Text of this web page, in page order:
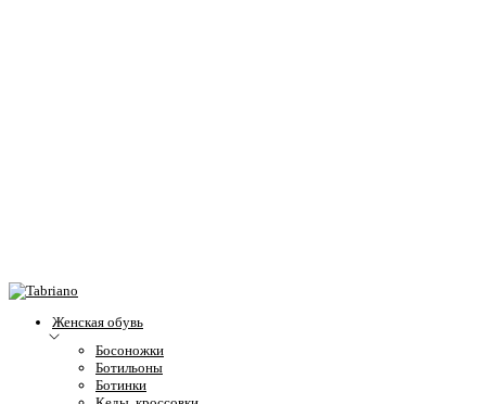
Женская обувь
Босоножки
Ботильоны
Ботинки